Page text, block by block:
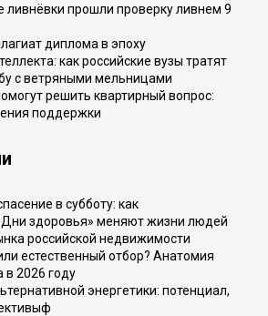
ливнёвки прошли проверку ливнем 9
диплома в эпоху
как российские вузы тратят
с ветряными мельницами
решить квартирный вопрос:
поддержки
в субботу: как
здоровья» меняют жизни людей
российской недвижимости
естественный отбор? Анатомия
в 2026 году
энергетики: потенциал,